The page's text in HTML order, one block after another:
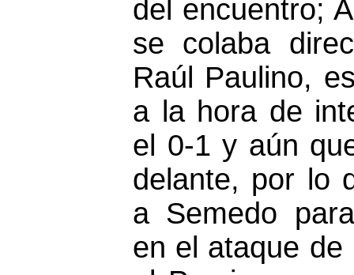
del encuentro;
se colaba
Raúl Paulino,
a la hora de
el 0-1 y aún
delante, por lo
a Semedo
en el ataque de